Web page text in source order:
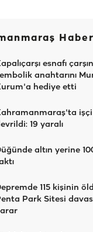
esnafı
anahtarını
hediye etti
işçi
19 yaralı
altın yerine
115 kişinin
Park Sitesi